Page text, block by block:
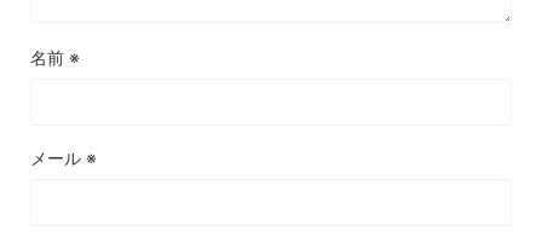
名前 ※
メール ※